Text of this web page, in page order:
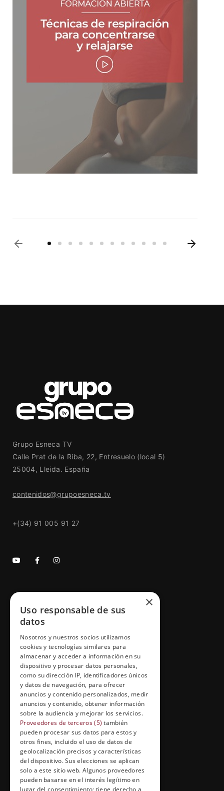
Grupo Esneca TV
Calle Prat de la Riba, 22, Entresuelo (local 5)
25004, Lleida. España
contenidos@grupoesneca.tv
+(34) 91 005 91 27
Inicio
Contacto
Información Legal
Política de Cookies
FORMACIÓN Y ENTRETENIMIENTO
Formación abierta
Cuídate con Grupo Esneca
Entrevistas profesionales
×
Uso responsable de sus
datos
Nosotros y nuestros socios utilizamos
cookies y tecnologías similares para
almacenar y acceder a información en su
dispositivo y procesar datos personales,
como su dirección IP, identificadores únicos
y datos de navegación, para ofrecer
anuncios y contenido personalizados, medir
anuncios y contenido, obtener información
sobre la audiencia y mejorar los servicios.
Proveedores de terceros (5) también
pueden procesar sus datos para estos y
otros fines, incluido el uso de datos de
geolocalización precisos y características
del dispositivo. Sus elecciones se aplican
solo a este sitio web. Algunos proveedores
pueden basarse en el interés legítimo en
lugar del consentimiento; tiene derecho a